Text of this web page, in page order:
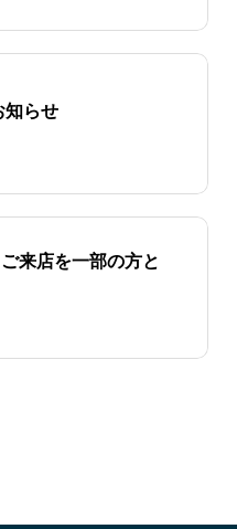
知らせ
来店を一部の方と